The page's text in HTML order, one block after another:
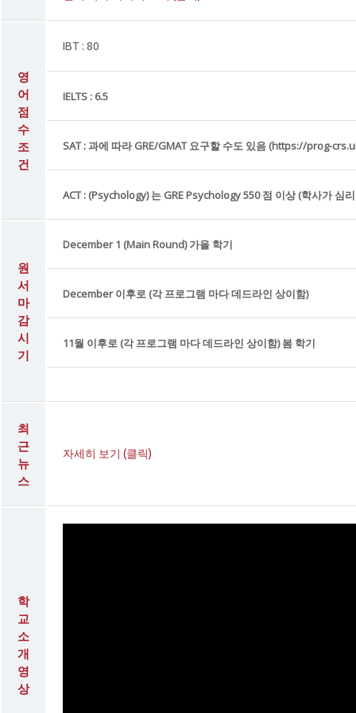
영
어
점
수
조
건
IBT : 80
IELTS : 6.5
SAT : 과에 따라 GRE/GMAT 요구할 수도 있음 (https://prog-
ACT : (Psychology) 는 GRE Psychology 550 점 이상 (학사가 심
원
서
마
감
시
기
December 1 (Main Round) 가을 학기
December 이후로 (각 프로그램 마다 데드라인 상이함)
11월 이후로 (각 프로그램 마다 데드라인 상이함) 봄 학기
최
근
뉴
스
자세히 보기 (클릭)
학
교
소
개
영
상